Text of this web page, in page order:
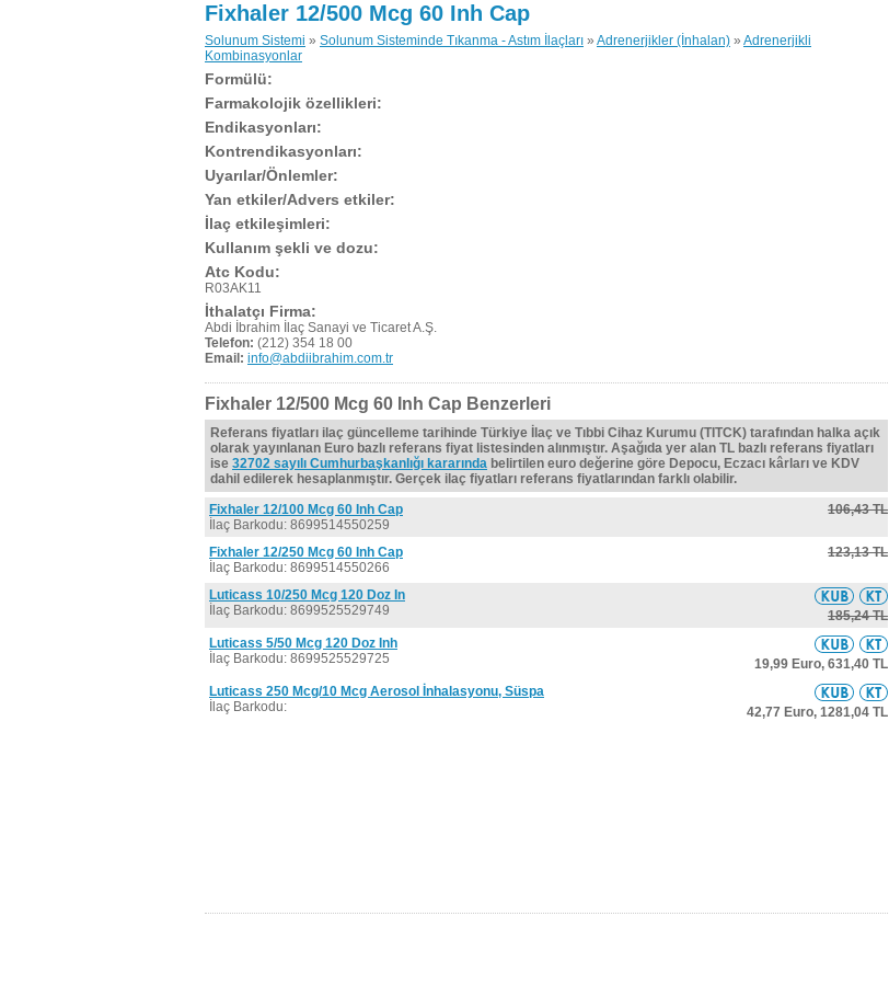
Fixhaler 12/500 Mcg 60 Inh Cap
Solunum Sistemi » Solunum Sisteminde Tıkanma - Astım İlaçları » Adrenerjikler (İnhalan) » Adrenerjikli
Kombinasyonlar
Formülü:
Farmakolojik özellikleri:
Endikasyonları:
Kontrendikasyonları:
Uyarılar/Önlemler:
Yan etkiler/Advers etkiler:
İlaç etkileşimleri:
Kullanım şekli ve dozu:
Atc Kodu:
R03AK11
İthalatçı Firma:
Abdi İbrahim İlaç Sanayi ve Ticaret A.Ş.
Telefon: (212) 354 18 00
Email: info@abdiibrahim.com.tr
Fixhaler 12/500 Mcg 60 Inh Cap Benzerleri
Referans fiyatları ilaç güncelleme tarihinde Türkiye İlaç ve Tıbbi Cihaz Kurumu (TITCK) tarafından halka açık
olarak yayınlanan Euro bazlı referans fiyat listesinden alınmıştır. Aşağıda yer alan TL bazlı referans fiyatları
ise 32702 sayılı Cumhurbaşkanlığı kararında belirtilen euro değerine göre Depocu, Eczacı kârları ve KDV
dahil edilerek hesaplanmıştır. Gerçek ilaç fiyatları referans fiyatlarından farklı olabilir.
Fixhaler 12/100 Mcg 60 Inh Cap
İlaç Barkodu: 8699514550259
106,43 TL
Fixhaler 12/250 Mcg 60 Inh Cap
İlaç Barkodu: 8699514550266
123,13 TL
Luticass 10/250 Mcg 120 Doz In
İlaç Barkodu: 8699525529749
185,24 TL
Luticass 5/50 Mcg 120 Doz Inh
İlaç Barkodu: 8699525529725
19,99 Euro, 631,40 TL
Luticass 250 Mcg/10 Mcg Aerosol İnhalasyonu, Süspa
İlaç Barkodu:
42,77 Euro, 1281,04 TL